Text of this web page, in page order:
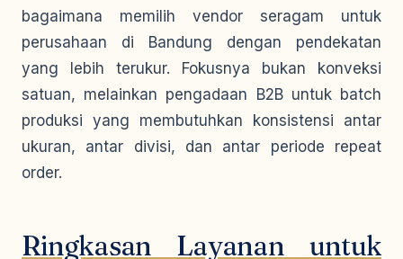
bagaimana memilih vendor seragam untuk
perusahaan di Bandung dengan pendekatan
yang lebih terukur. Fokusnya bukan konveksi
satuan, melainkan pengadaan B2B untuk batch
produksi yang membutuhkan konsistensi antar
ukuran, antar divisi, dan antar periode repeat
order.
Ringkasan Layanan untuk